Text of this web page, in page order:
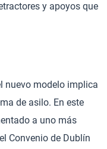
y apoyos que
nuevo modelo implica
de asilo. En este
a uno más
Convenio de Dublín